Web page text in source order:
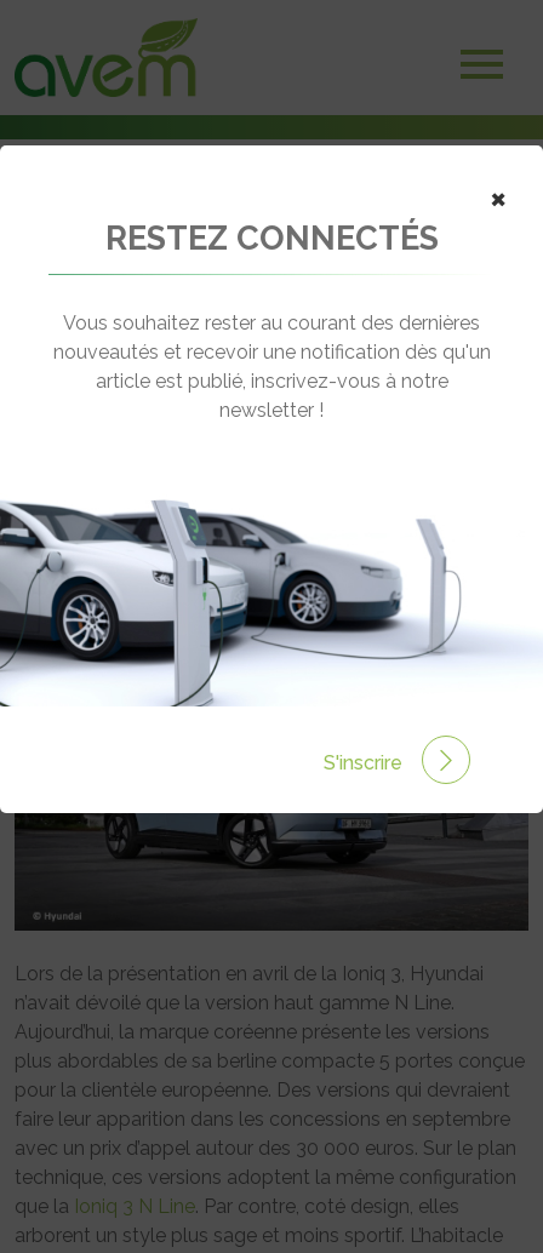
Hyundai présente les versions d’entrée de gamme de la Ioniq 3
← Revenir aux actualités
D’ENTRÉE DE GAMME DE LA IONIQ 3
Rédigé par Emmanuel Maumon le 06 Juil 2026 à 06:00
0 commentaires
Lors de la présentation en avril de la Ioniq 3, Hyundai
n’avait dévoilé que la version haut gamme N Line.
Aujourd’hui, la marque coréenne présente les versions
plus abordables de sa berline compacte 5 portes conçue
pour la clientèle européenne. Des versions qui devraient
faire leur apparition dans les concessions en septembre
avec un prix d’appel autour des 30 000 euros. Sur le plan
technique, ces versions adoptent la même configuration
que la Ioniq 3 N Line. Par contre, coté design, elles
arborent un style plus sage et moins sportif. L’habitacle
×
RESTEZ CONNECTÉS
Vous souhaitez rester au courant des dernières
nouveautés et recevoir une notification dès qu'un
article est publié, inscrivez-vous à notre
newsletter !
S'inscrire